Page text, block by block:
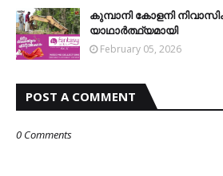
കുമ്പാനി കോളനി
യാഥാര്‍ത്ഥ്യമായി
February 05, 2026
POST A COMMENT
0 Comments